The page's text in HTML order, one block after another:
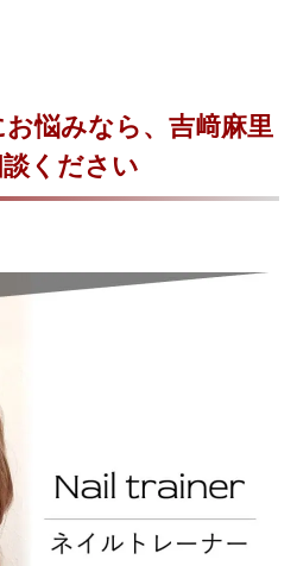
悩みなら、吉﨑麻里
ください